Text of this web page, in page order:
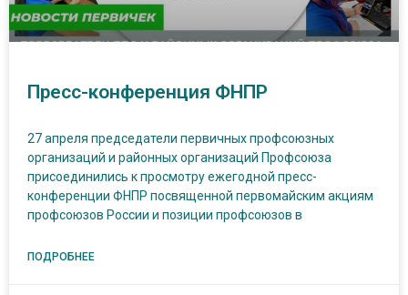
Пресс-конференция ФНПР
27 апреля председатели первичных профсоюзных
организаций и районных организаций Профсоюза
присоединились к просмотру ежегодной пресс-
конференции ФНПР посвященной первомайским акциям
профсоюзов России и позиции профсоюзов в
ПОДРОБНЕЕ